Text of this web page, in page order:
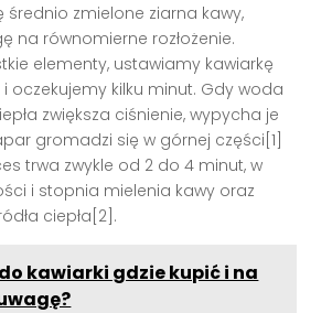
średnio zmielone ziarna kawy,
na równomierne rozłożenie.
elementy, ustawiamy kawiarkę
i oczekujemy kilku minut. Gdy woda
zwiększa ciśnienie, wypycha je
gromadzi się w górnej części[1]
trwa zwykle od 2 do 4 minut, w
i stopnia mielenia kawy oraz
ciepła[2].
kawiarki gdzie kupić i na